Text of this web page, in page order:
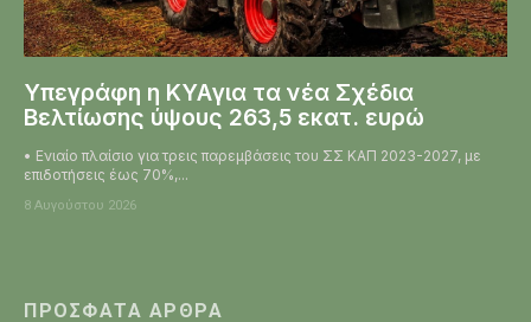
Υπεγράφη η KYAγια τα νέα Σχέδια
Βελτίωσης ύψους 263,5 εκατ. ευρώ
• Ενιαίο πλαίσιο για τρεις παρεμβάσεις του ΣΣ ΚΑΠ 2023-2027, με
επιδοτήσεις έως 70%,...
8 Αυγούστου 2026
ΠΡΌΣΦΑΤΑ ΆΡΘΡΑ